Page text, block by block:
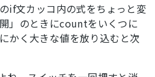
if文カッコ内の式をちょっと変
」のときにcountをいくつに
かく大きな値を放り込むと次